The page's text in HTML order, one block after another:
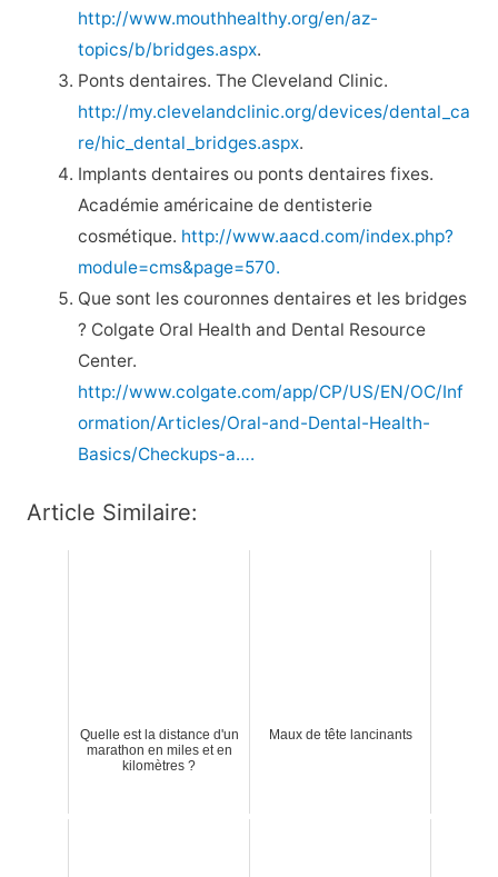
http://www.mouthhealthy.org/en/az-
topics/b/bridges.aspx.
Ponts dentaires. The Cleveland Clinic.
http://my.clevelandclinic.org/devices/dental_ca
re/hic_dental_bridges.aspx.
Implants dentaires ou ponts dentaires fixes.
Académie américaine de dentisterie
cosmétique. http://www.aacd.com/index.php?
module=cms&page=570.
Que sont les couronnes dentaires et les bridges
? Colgate Oral Health and Dental Resource
Center.
http://www.colgate.com/app/CP/US/EN/OC/Inf
ormation/Articles/Oral-and-Dental-Health-
Basics/Checkups-a….
Article Similaire:
Quelle est la distance d'un
marathon en miles et en
kilomètres ?
Maux de tête lancinants